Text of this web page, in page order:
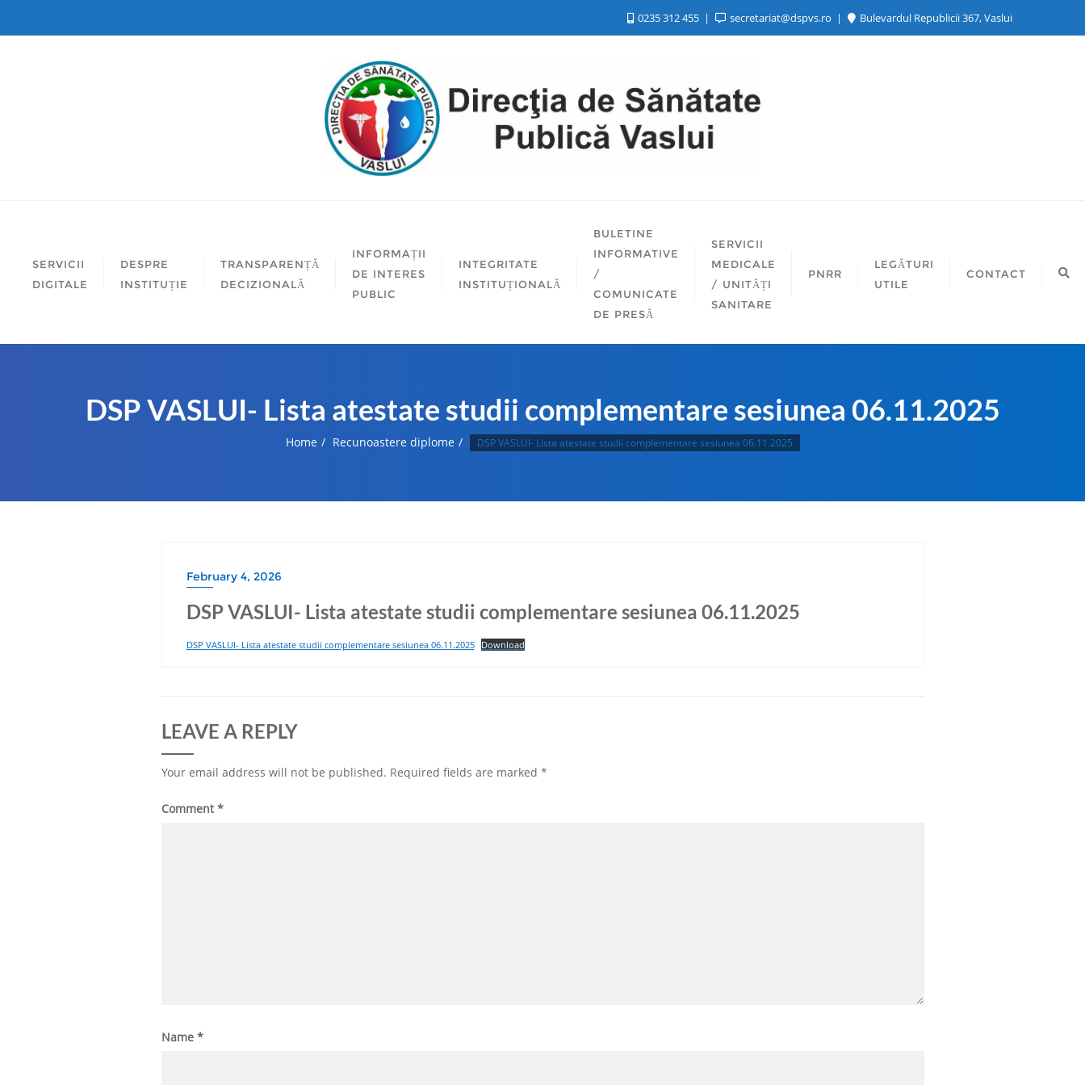
0235 312 455 secretariat@dspvs.ro Bulevardul Republicii 367, Vaslui
SERVICII
DIGITALE
DESPRE
INSTITUȚIE
TRANSPARENȚĂ
DECIZIONALĂ
INFORMAȚII
DE INTERES
PUBLIC
INTEGRITATE
INSTITUȚIONALĂ
BULETINE
INFORMATIVE
/
COMUNICATE
DE PRESĂ
SERVICII
MEDICALE
/ UNITĂȚI
SANITARE
PNRR
LEGĂTURI
UTILE
CONTACT
DSP VASLUI- Lista atestate studii complementare sesiunea 06.11.2025
Home Recunoastere diplome DSP VASLUI- Lista atestate studii complementare sesiunea 06.11.2025
February 4, 2026
DSP VASLUI- Lista atestate studii complementare sesiunea 06.11.2025
DSP VASLUI- Lista atestate studii complementare sesiunea 06.11.2025 Download
LEAVE A REPLY
Your email address will not be published. Required fields are marked *
Comment*
Name *